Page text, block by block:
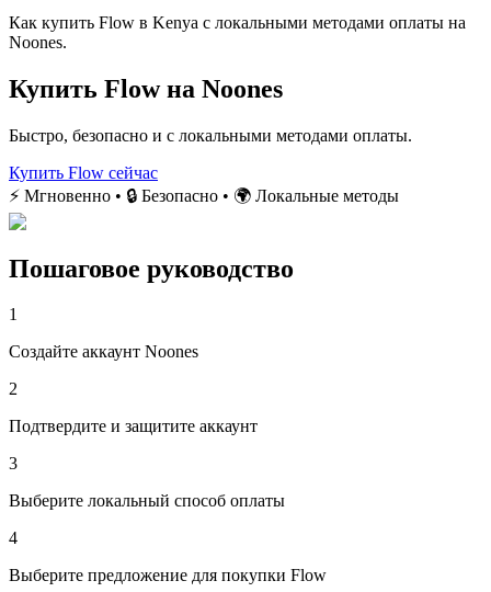
Как купить Flow в Kenya с локальными методами оплаты на
Noones.
Купить Flow на Noones
Быстро, безопасно и с локальными методами оплаты.
Купить Flow сейчас
⚡ Мгновенно • 🔒 Безопасно • 🌍 Локальные методы
Пошаговое руководство
1
Создайте аккаунт Noones
2
Подтвердите и защитите аккаунт
3
Выберите локальный способ оплаты
4
Выберите предложение для покупки Flow